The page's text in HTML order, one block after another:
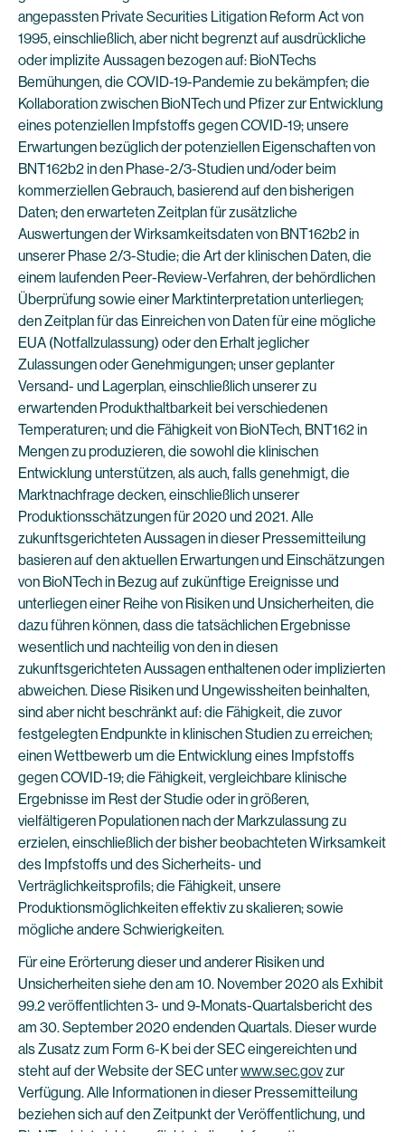
angepassten Private Securities Litigation Reform Act von
1995, einschließlich, aber nicht begrenzt auf ausdrückliche
oder implizite Aussagen bezogen auf: BioNTechs
Bemühungen, die COVID-19-Pandemie zu bekämpfen; die
Kollaboration zwischen BioNTech und Pfizer zur Entwicklung
eines potenziellen Impfstoffs gegen COVID-19; unsere
Erwartungen bezüglich der potenziellen Eigenschaften von
BNT162b2 in den Phase-2/3-Studien und/oder beim
kommerziellen Gebrauch, basierend auf den bisherigen
Daten; den erwarteten Zeitplan für zusätzliche
Auswertungen der Wirksamkeitsdaten von BNT162b2 in
unserer Phase 2/3-Studie; die Art der klinischen Daten, die
einem laufenden Peer-Review-Verfahren, der behördlichen
Überprüfung sowie einer Marktinterpretation unterliegen;
den Zeitplan für das Einreichen von Daten für eine mögliche
EUA (Notfallzulassung) oder den Erhalt jeglicher
Zulassungen oder Genehmigungen; unser geplanter
Versand- und Lagerplan, einschließlich unserer zu
erwartenden Produkthaltbarkeit bei verschiedenen
Temperaturen; und die Fähigkeit von BioNTech, BNT162 in
Mengen zu produzieren, die sowohl die klinischen
Entwicklung unterstützen, als auch, falls genehmigt, die
Marktnachfrage decken, einschließlich unserer
Produktionsschätzungen für 2020 und 2021. Alle
zukunftsgerichteten Aussagen in dieser Pressemitteilung
basieren auf den aktuellen Erwartungen und Einschätzungen
von BioNTech in Bezug auf zukünftige Ereignisse und
unterliegen einer Reihe von Risiken und Unsicherheiten, die
dazu führen können, dass die tatsächlichen Ergebnisse
wesentlich und nachteilig von den in diesen
zukunftsgerichteten Aussagen enthaltenen oder implizierten
abweichen. Diese Risiken und Ungewissheiten beinhalten,
sind aber nicht beschränkt auf: die Fähigkeit, die zuvor
festgelegten Endpunkte in klinischen Studien zu erreichen;
einen Wettbewerb um die Entwicklung eines Impfstoffs
gegen COVID-19; die Fähigkeit, vergleichbare klinische
Ergebnisse im Rest der Studie oder in größeren,
vielfältigeren Populationen nach der Markzulassung zu
erzielen, einschließlich der bisher beobachteten Wirksamkeit
des Impfstoffs und des Sicherheits- und
Verträglichkeitsprofils; die Fähigkeit, unsere
Produktionsmöglichkeiten effektiv zu skalieren; sowie
mögliche andere Schwierigkeiten.
Für eine Erörterung dieser und anderer Risiken und
Unsicherheiten siehe den am 10. November 2020 als Exhibit
99.2 veröffentlichten 3- und 9-Monats-Quartalsbericht des
am 30. September 2020 endenden Quartals. Dieser wurde
als Zusatz zum Form 6-K bei der SEC eingereichten und
steht auf der Website der SEC unterwww.sec.govzur
Verfügung. Alle Informationen in dieser Pressemitteilung
beziehen sich auf den Zeitpunkt der Veröffentlichung, und